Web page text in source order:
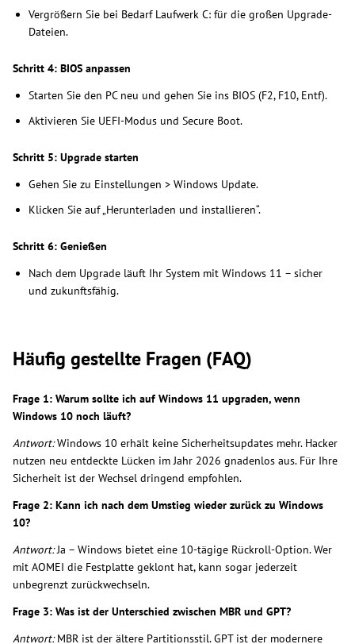
Vergrößern Sie bei Bedarf Laufwerk C: für die großen Upgrade-
Dateien.
Schritt 4: BIOS anpassen
Starten Sie den PC neu und gehen Sie ins BIOS (F2, F10, Entf).
Aktivieren Sie UEFI-Modus und Secure Boot.
Schritt 5: Upgrade starten
Gehen Sie zu Einstellungen > Windows Update.
Klicken Sie auf „Herunterladen und installieren“.
Schritt 6: Genießen
Nach dem Upgrade läuft Ihr System mit Windows 11 – sicher
und zukunftsfähig.
Häufig gestellte Fragen (FAQ)
Frage 1: Warum sollte ich auf Windows 11 upgraden, wenn
Windows 10 noch läuft?
Antwort:Windows 10 erhält keine Sicherheitsupdates mehr. Hacker
nutzen neu entdeckte Lücken im Jahr 2026 gnadenlos aus. Für Ihre
Sicherheit ist der Wechsel dringend empfohlen.
Frage 2: Kann ich nach dem Umstieg wieder zurück zu Windows
10?
Antwort:Ja – Windows bietet eine 10-tägige Rückroll-Option. Wer
mit AOMEI die Festplatte geklont hat, kann sogar jederzeit
unbegrenzt zurückwechseln.
Frage 3: Was ist der Unterschied zwischen MBR und GPT?
Antwort:MBR ist der ältere Partitionsstil. GPT ist der modernere